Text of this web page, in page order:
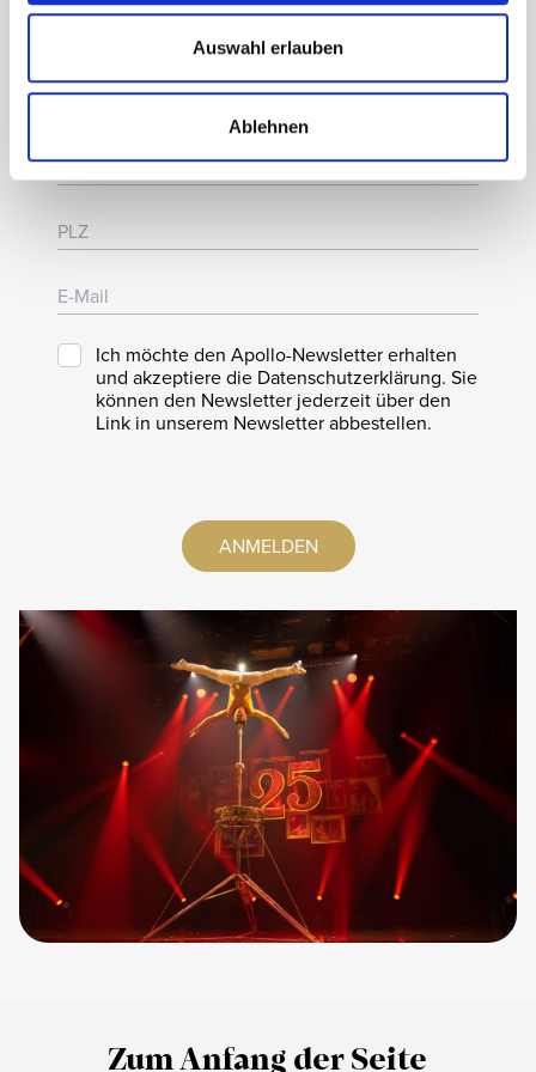
Auswahl erlauben
Ablehnen
Ich möchte den Apollo-Newsletter erhalten
und akzeptiere die Datenschutzerklärung. Sie
können den Newsletter jederzeit über den
Link in unserem Newsletter abbestellen.
ANMELDEN
Zum Anfang der Seite